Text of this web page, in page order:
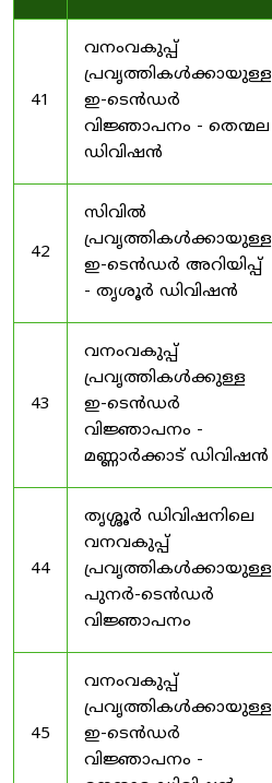
41
വനംവകുപ്പ്
പ്രവൃത്തികൾക്കായുള്ള
ഇ-ടെൻഡർ
വിജ്ഞാപനം - തെന്മല
ഡിവിഷൻ
42
സിവിൽ
പ്രവൃത്തികൾക്കായുള്ള
ഇ-ടെൻഡർ അറിയിപ്പ്
- തൃശൂർ ഡിവിഷൻ
43
വനംവകുപ്പ്
പ്രവൃത്തികൾക്കുള്ള
ഇ-ടെൻഡർ
വിജ്ഞാപനം -
മണ്ണാർക്കാട് ഡിവിഷൻ
44
തൃശ്ശൂർ ഡിവിഷനിലെ
വനവകുപ്പ്
പ്രവൃത്തികൾക്കായുള്ള
പുനർ-ടെൻഡർ
വിജ്ഞാപനം
45
വനംവകുപ്പ്
പ്രവൃത്തികൾക്കായുള്ള
ഇ-ടെൻഡർ
വിജ്ഞാപനം -